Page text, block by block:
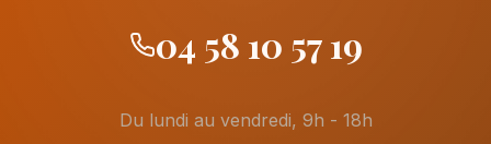
04 58 10 57 19
Du lundi au vendredi, 9h - 18h